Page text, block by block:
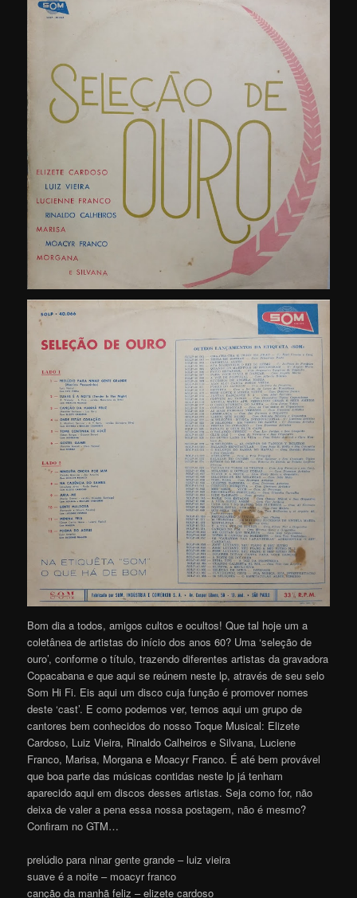
Bom dia a todos, amigos cultos e ocultos! Que tal hoje um a
coletânea de artistas do início dos anos 60? Uma ‘seleção de
ouro’, conforme o título, trazendo diferentes artistas da gravadora
Copacabana e que aqui se reúnem neste lp, através de seu selo
Som Hi Fi. Eis aqui um disco cuja função é promover nomes
deste ‘cast’. E como podemos ver, temos aqui um grupo de
cantores bem conhecidos do nosso Toque Musical: Elizete
Cardoso, Luiz Vieira, Rinaldo Calheiros e Silvana, Luciene
Franco, Marisa, Morgana e Moacyr Franco. É até bem provável
que boa parte das músicas contidas neste lp já tenham
aparecido aqui em discos desses artistas. Seja como for, não
deixa de valer a pena essa nossa postagem, não é mesmo?
Confiram no GTM…
prelúdio para ninar gente grande – luiz vieira
suave é a noite – moacyr franco
canção da manhã feliz – elizete cardoso